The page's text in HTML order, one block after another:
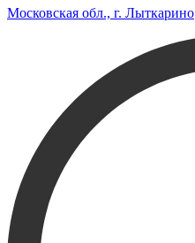
Московская обл., г. Лыткарино